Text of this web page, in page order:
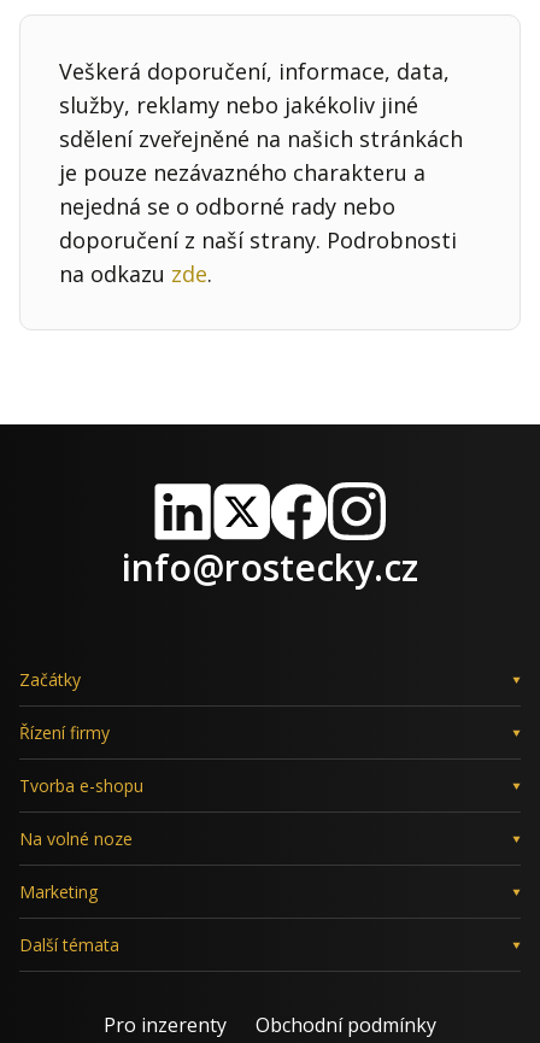
Obchodní podmínky
Hledaná fráze Hledat
Veškerá doporučení, informace, data,
služby, reklamy nebo jakékoliv jiné
sdělení zveřejněné na našich stránkách
je pouze nezávazného charakteru a
nejedná se o odborné rady nebo
doporučení z naší strany. Podrobnosti
na odkazu zde.
LinkedIn
X FacebookInstagram
info@rostecky.cz
Začátky
Řízení firmy
Tvorba e-shopu
Na volné noze
Marketing
Další témata
Pro inzerenty Obchodní podmínky